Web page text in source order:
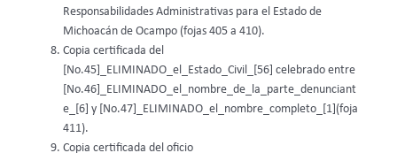
Responsabilidades Administrativas para el Estado de
Michoacán de Ocampo (fojas 405 a 410).
Copia certificada del
[No.45]_ELIMINADO_el_Estado_Civil_[56] celebrado entre
[No.46]_ELIMINADO_el_nombre_de_la_parte_denunciant
e_[6] y [No.47]_ELIMINADO_el_nombre_completo_[1](foja
411).
Copia certificada del oficio